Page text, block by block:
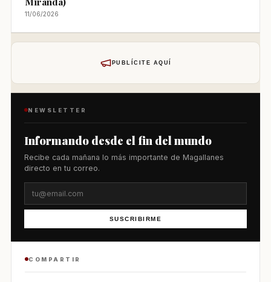
11/06/2026
PUBLÍCITE AQUÍ
NEWSLETTER
Informando desde el fin del mundo
Recibe cada mañana lo más importante de Magallanes
directo en tu correo.
SUSCRIBIRME
COMPARTIR